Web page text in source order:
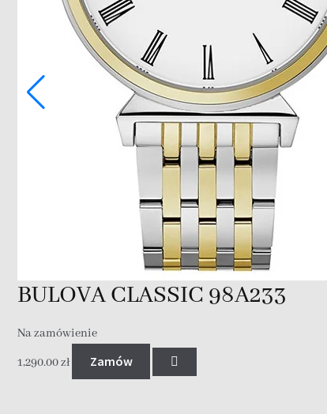
BULOVA CLASSIC 98A233
Na zamówienie
1,290.00zł Zamów